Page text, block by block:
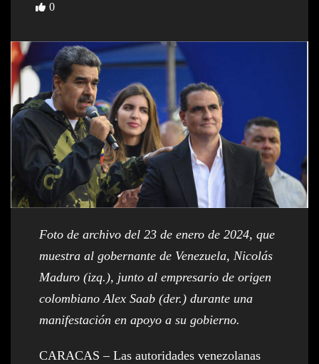
0
Foto de archivo del 23 de enero de 2024, que
muestra al gobernante de Venezuela, Nicolás
Maduro (izq.), junto al empresario de origen
colombiano Alex Saab (der.) durante una
manifestación en apoyo a su gobierno.
CARACAS – Las autoridades venezolanas